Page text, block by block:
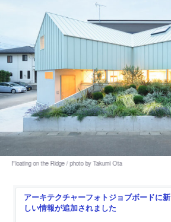
アーキテクチャーフォトジョブボードに新
しい情報が追加されました